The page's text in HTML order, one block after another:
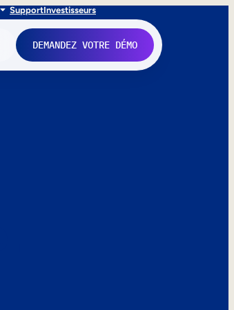
SupportInvestisseurs
DEMANDEZ VOTRE DÉMO